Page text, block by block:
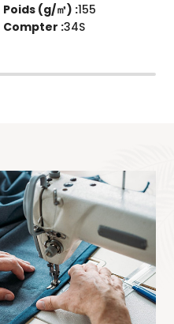
Poids (g/㎡) :155
Compter :34S